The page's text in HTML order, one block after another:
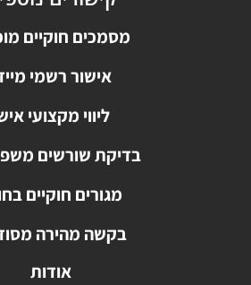
מסמכים חוקיים מוכנים
אישור רשמי מיידי
ליווי מקצועי אישי
בדיקת שורשים משפחתית
מגורים חוקיים בחו"ל
בקשה מהירה מסודרת
אודות